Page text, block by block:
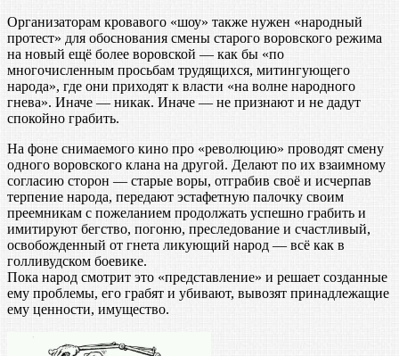
Организаторам кровавого «шоу» также нужен «народный
протест» для обоснования смены старого воровского режима
на новый ещё более воровской — как бы «по
многочисленным просьбам трудящихся, митингующего
народа», где они приходят к власти «на волне народного
гнева». Иначе — никак. Иначе — не признают и не дадут
спокойно грабить.
На фоне снимаемого кино про «революцию» проводят смену
одного воровского клана на другой. Делают по их взаимному
согласию сторон — старые воры, отграбив своё и исчерпав
терпение народа, передают эстафетную палочку своим
преемникам с пожеланием продолжать успешно грабить и
имитируют бегство, погоню, преследование и счастливый,
освобожденный от гнета ликующий народ — всё как в
голливудском боевике.
Пока народ смотрит это «представление» и решает созданные
ему проблемы, его грабят и убивают, вывозят принадлежащие
ему ценности, имущество.